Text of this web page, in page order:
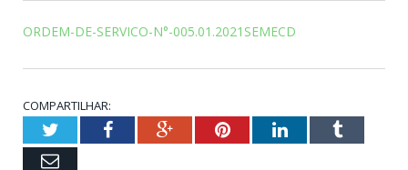
ORDEM-DE-SERVICO-N°-005.01.2021SEMECD
COMPARTILHAR:
TwitterFacebookGoogle+PinterestLinkedInTumblr
Email